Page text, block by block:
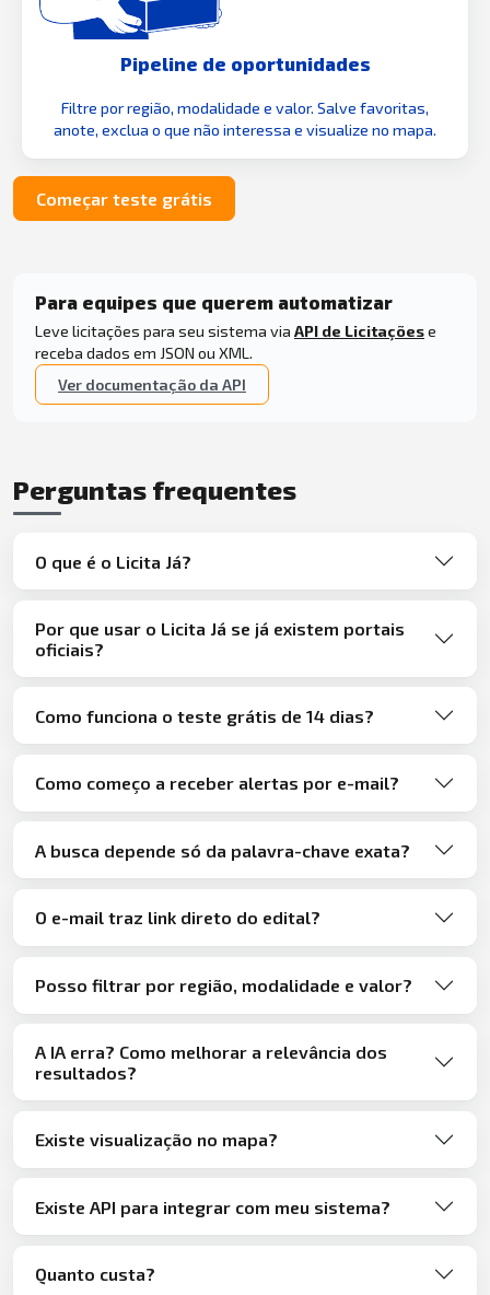
Pipeline de oportunidades
Filtre por região, modalidade e valor. Salve favoritas,
anote, exclua o que não interessa e visualize no mapa.
Começar teste grátis
Para equipes que querem automatizar
Leve licitações para seu sistema via API de Licitaçõese
receba dados em JSON ou XML.
Ver documentação da API
Perguntas frequentes
O que é o Licita Já?
Por que usar o Licita Já se já existem portais
oficiais?
Como funciona o teste grátis de 14 dias?
Como começo a receber alertas por e-mail?
A busca depende só da palavra-chave exata?
O e-mail traz link direto do edital?
Posso filtrar por região, modalidade e valor?
A IA erra? Como melhorar a relevância dos
resultados?
Existe visualização no mapa?
Existe API para integrar com meu sistema?
Quanto custa?